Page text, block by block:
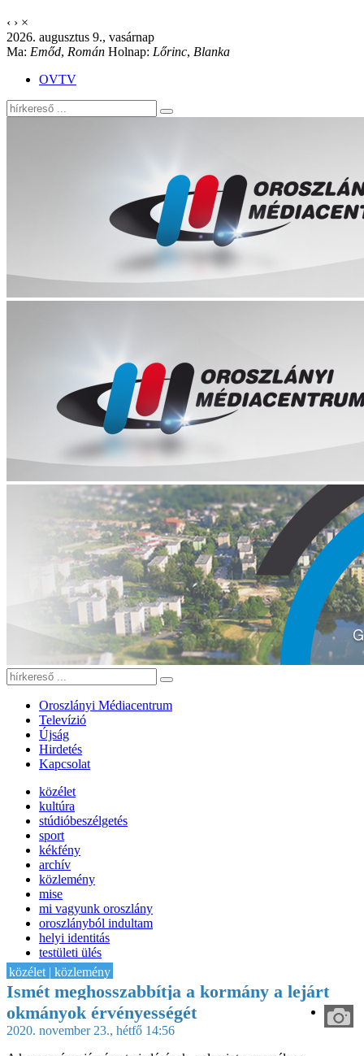
‹ › ×
2026. augusztus 9., vasárnap
Ma: Emőd, Román Holnap: Lőrinc, Blanka
OVTV
Oroszlányi Médiacentrum
Televízió
Újság
Hirdetés
Kapcsolat
közélet
kultúra
stúdióbeszélgetés
sport
kékfény
archív
közlemény
mise
mi vagyunk oroszlány
oroszlányból indultam
helyi identitás
testületi ülés
IT-HON
közélet | közlemény
Ismét meghosszabbítja a kormány a lejárt
okmányok érvényességét
2020. november 23., hétfő 14:56